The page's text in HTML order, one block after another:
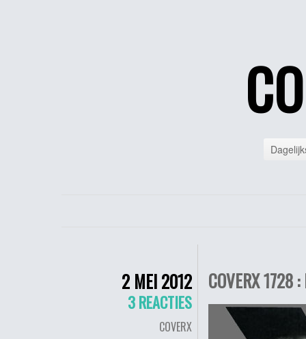
2 MEI 2012
3 REACTIES
COVERX
COVERX 1728